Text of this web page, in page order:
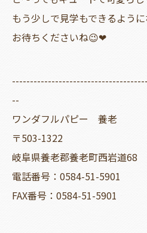
もう少しで見学もできるよう
お待ちくださいね😉❤
--
ワンダフルパピー 養老
〒503-1322
岐阜県養老郡養老町西岩道68
電話番号：0584-51-5901
FAX番号：0584-51-5901